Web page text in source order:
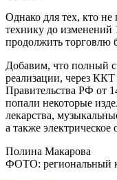
Однако для тех, кто
технику до изменений
продолжить торговлю
Добавим, что полный
реализации, через
Правительства РФ от
попали некоторые
лекарства,
а также электрическое
Полина Макарова
ФОТО: региональный